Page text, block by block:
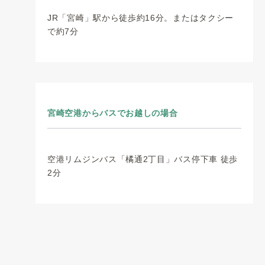
JR「宮崎」駅から徒歩約16分。またはタクシー
で約7分
宮崎空港からバスでお越しの場合
空港リムジンバス「橘通2丁目」バス停下車 徒歩
2分